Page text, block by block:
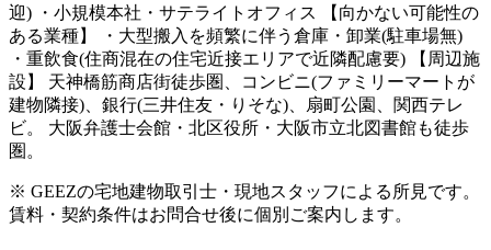
迎) ・小規模本社・サテライトオフィス 【向かない可能性の
ある業種】 ・大型搬入を頻繁に伴う倉庫・卸業(駐車場無)
・重飲食(住商混在の住宅近接エリアで近隣配慮要) 【周辺施
設】 天神橋筋商店街徒歩圏、コンビニ(ファミリーマートが
建物隣接)、銀行(三井住友・りそな)、扇町公園、関西テレ
ビ。 大阪弁護士会館・北区役所・大阪市立北図書館も徒歩
圏。
※ GEEZの宅地建物取引士・現地スタッフによる所見です。
賃料・契約条件はお問合せ後に個別ご案内します。